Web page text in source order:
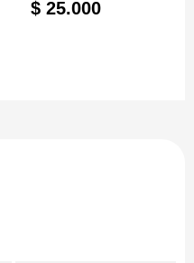
$ 25.000